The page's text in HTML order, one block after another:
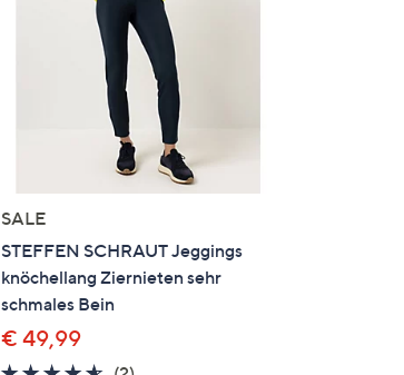
SALE
STEFFEN SCHRAUT Jeggings
knöchellang Ziernieten sehr
schmales Bein
€ 49,99